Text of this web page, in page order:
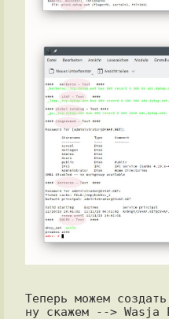
Теперь можем
ну скажем --> Wasja